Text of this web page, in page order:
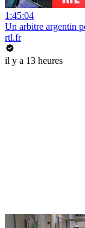
1:45:04
Un arbitre argentin
rtl.fr
il y a 13 heures